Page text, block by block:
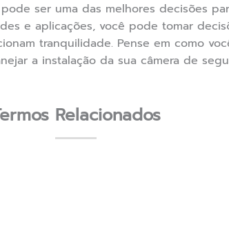
pode ser uma das melhores decisões
e aplicações, você pode tomar
tranquilidade. Pense em como
a instalação da sua câmera de
Relacionados